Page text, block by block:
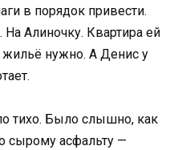
в порядок привести.
Алиночку. Квартира ей
жильё нужно. А Денис у
тихо. Было слышно, как
асфальту —